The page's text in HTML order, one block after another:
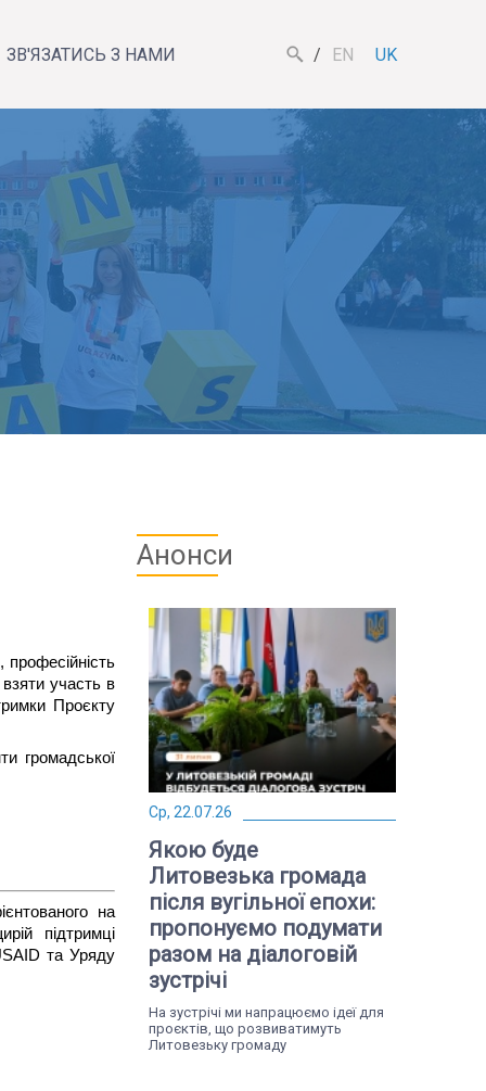
ЗВ'ЯЗАТИСЬ З НАМИ EN UK
участь в
Проєкту
громадської
на
підтримці
та Уряду
Анонси
Ср, 22.07.26
Якою буде
Литовезька громада
після вугільної епохи:
пропонуємо подумати
разом на діалоговій
зустрічі
На зустрічі ми напрацюємо ідеї для
проєктів, що розвиватимуть
Литовезьку громаду